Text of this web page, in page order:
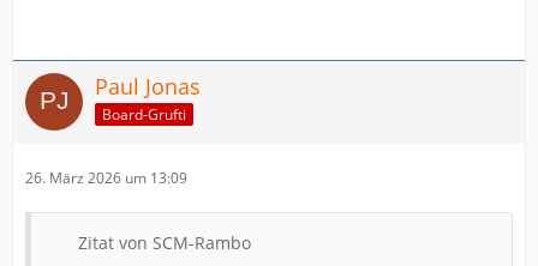
Paul Jonas
Board-Grufti
26. März 2026 um 13:09
Zitat von SCM-Rambo